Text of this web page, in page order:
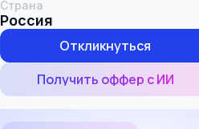
Страна
Россия
Откликнуться
Получить оффер с ИИ